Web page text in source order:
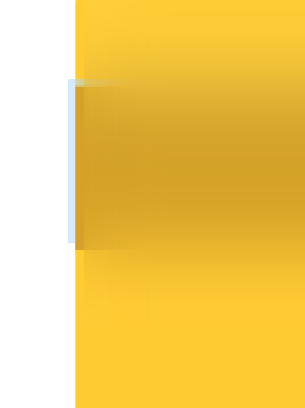
Đặt cọc linh hoạt để kiếm được